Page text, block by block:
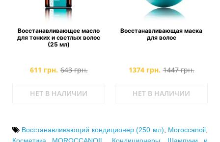
Восстанавливающее масло
для тонких и светлых волос
(25 мл)
611 грн. 643 грн.
НЕТ В НАЛИЧИИ
Восстанавливающая маска
для волос
1374 грн. 1447 грн.
НЕТ В НАЛИЧИИ
Восстанавливающий кондиционер (250 мл) Moroccanoil
Косметика MOROCCANOIL
Кондиционеры Шампуни и